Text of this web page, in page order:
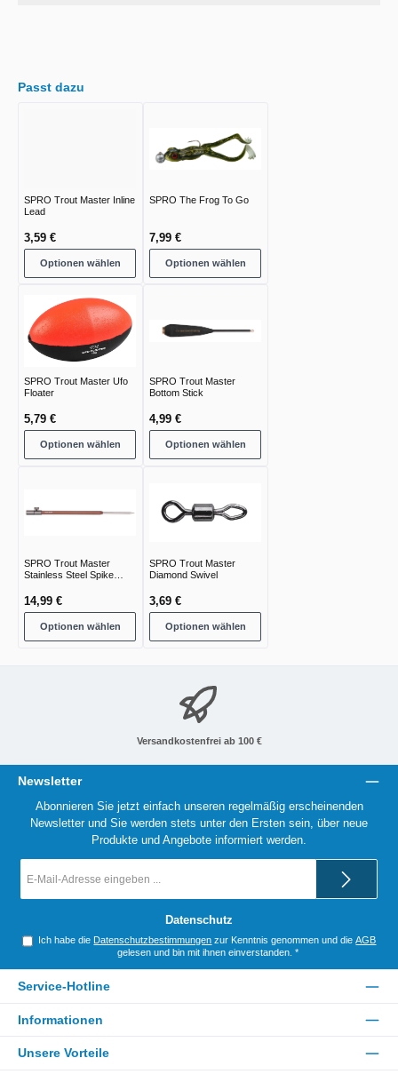
Passt dazu
SPRO Trout Master Inline
Lead
3,59 €
Optionen wählen
SPRO The Frog To Go
7,99 €
Optionen wählen
SPRO Trout Master Ufo
Floater
5,79 €
Optionen wählen
SPRO Trout Master
Bottom Stick
4,99 €
Optionen wählen
SPRO Trout Master
Stainless Steel Spike
14,99 €
Optionen wählen
SPRO Trout Master
Diamond Swivel
3,69 €
Optionen wählen
Versandkostenfrei ab 100 €
Newsletter
Abonnieren Sie jetzt einfach unseren regelmäßig erscheinenden
Newsletter und Sie werden stets unter den Ersten sein, über neue
Produkte und Angebote informiert werden.
Mail-
Datenschutz
Ich habe die Datenschutzbestimmungen zur Kenntnis genommen und dieAGB
gelesen und bin mit ihnen einverstanden. *
Service-Hotline
Informationen
Unsere Vorteile